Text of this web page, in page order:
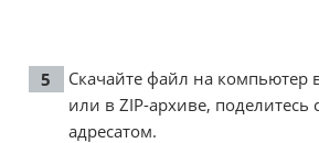
Скачайте файл на
или в ZIP-архиве, поделитесь
адресатом.